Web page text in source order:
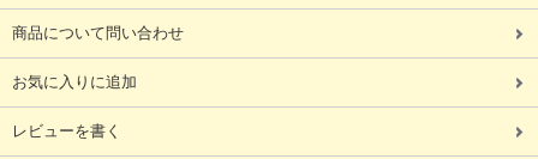
商品について問い合わせ
お気に入りに追加
レビューを書く